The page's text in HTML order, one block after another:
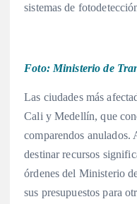
sistemas de
Foto: Ministerio de
Las ciudades más
Cali y Medellín, que
comparendos anulados.
destinar recursos
órdenes del Ministerio
sus presupuestos para